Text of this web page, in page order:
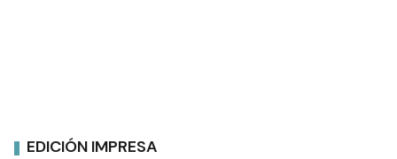
EDICIÓN IMPRESA